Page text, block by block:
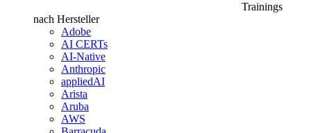
Trainings
nach Hersteller
Adobe
AI CERTs
AI-Native
Anthropic
appliedAI
Arista
Aruba
AWS